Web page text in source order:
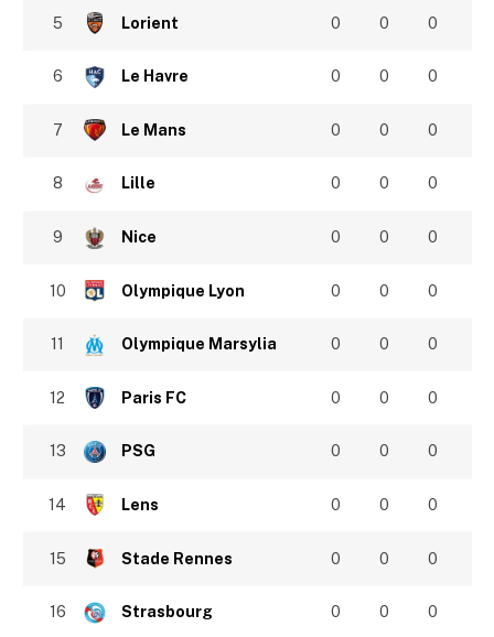
5 Lorient 0 0 0
6 Le Havre 0 0 0
7 Le Mans 0 0 0
8 Lille 0 0 0
9 Nice 0 0 0
10 Olympique Lyon 0 0 0
11 Olympique Marsylia 0 0 0
12 Paris FC 0 0 0
13 PSG 0 0 0
14 Lens 0 0 0
15 Stade Rennes 0 0 0
16 Strasbourg 0 0 0